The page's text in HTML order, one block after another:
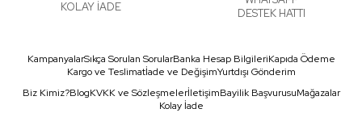
KOLAY İADE
DESTEK HATTI
KampanyalarSıkça Sorulan SorularBanka Hesap BilgileriKapıda Ödeme
Kargo ve Teslimatİade ve DeğişimYurtdışı Gönderim
Biz Kimiz?BlogKVKK ve SözleşmelerİletişimBayilik BaşvurusuMağazalar
Kolay İade